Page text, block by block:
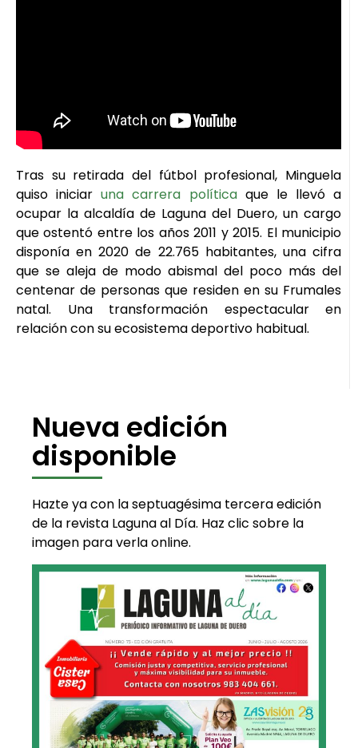
Tras su retirada del fútbol profesional, Minguela
quiso iniciaruna carrera políticaque le llevó a
ocupar la alcaldía de Laguna del Duero, un cargo
que ostentó entre los años 2011 y 2015. El municipio
disponía en 2020 de 22.765 habitantes, una cifra
que se aleja de modo abismal del poco más del
centenar de personas que residen en su Frumales
natal. Una transformación espectacular en
relación con su ecosistema deportivo habitual.
Nueva edición
disponible
Hazte ya con la septuagésima tercera edición
de la revista Laguna al Día. Haz clic sobre la
imagen para verla online.